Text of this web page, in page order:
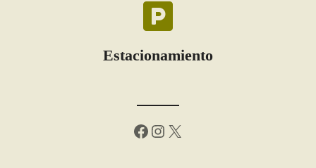
Estacionamiento
Facebook Instagram X